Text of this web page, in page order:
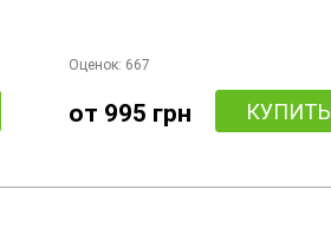
Оценок: 667
от 995 грн КУПИТЬ